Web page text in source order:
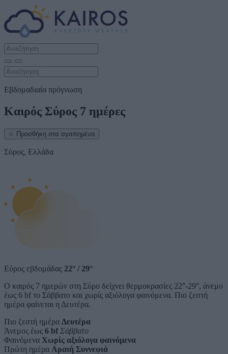
Εβδομαδιαία πρόγνωση
Καιρός Σύρος 7 ημέρες
☆ Προσθήκη στα αγαπημένα
Σύρος, Ελλάδα
Εύρος εβδομάδας 22° / 29°
Ο καιρός 7 ημερών στη Σύρο δείχνει θερμοκρασίες 22°-29°, άνεμο
έως 6 bf το Σάββατο και χωρίς αξιόλογα φαινόμενα. Πιο ζεστή
ημέρα φαίνεται η Δευτέρα.
Πιο ζεστή ημέρα Δευτέρα
Άνεμος έως 6 bf Σάββατο
Φαινόμενα Χωρίς αξιόλογα φαινόμενα
Πρώτη ημέρα Αραιή Συννεφιά